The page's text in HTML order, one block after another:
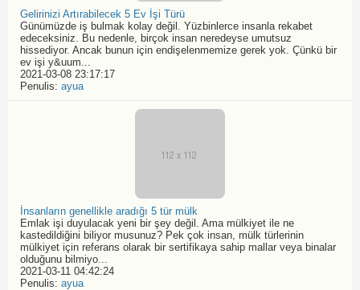
Gelirinizi Artırabilecek 5 Ev İşi Türü
Günümüzde iş bulmak kolay değil. Yüzbinlerce insanla rekabet
edeceksiniz. Bu nedenle, birçok insan neredeyse umutsuz
hissediyor. Ancak bunun için endişelenmemize gerek yok. Çünkü bir
ev işi y&uum...
2021-03-08 23:17:17
Penulis: ayua
İnsanların genellikle aradığı 5 tür mülk
Emlak işi duyulacak yeni bir şey değil. Ama mülkiyet ile ne
kastedildiğini biliyor musunuz? Pek çok insan, mülk türlerinin
mülkiyet için referans olarak bir sertifikaya sahip mallar veya binalar
olduğunu bilmiyo...
2021-03-11 04:42:24
Penulis: ayua